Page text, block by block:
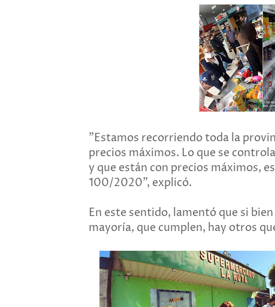
"Estamos recorriendo toda la
precios máximos. Lo que se
y que están con precios máximos,
100/2020", explicó.
En este sentido, lamentó que si
mayoría, que cumplen, hay otros